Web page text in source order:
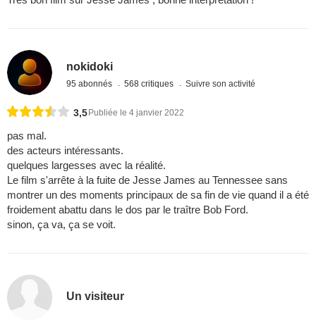
nokidoki
95 abonnés 568 critiques Suivre son activité
3,5 Publiée le 4 janvier 2022
pas mal.
des acteurs intéressants.
quelques largesses avec la réalité.
Le film s'arrête à la fuite de Jesse James au Tennessee sans
montrer un des moments principaux de sa fin de vie quand il a été
froidement abattu dans le dos par le traître Bob Ford.
sinon, ça va, ça se voit.
Un visiteur